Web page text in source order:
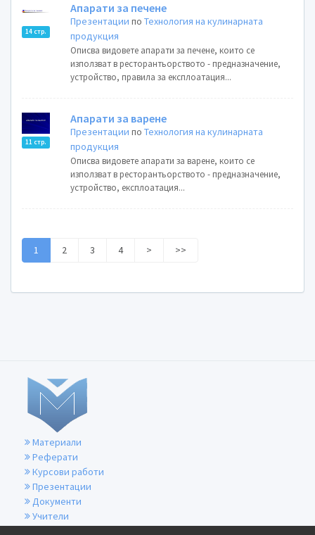
14 стр.
Апарати за печене
Презентации поТехнология на кулинарната
продукция
Описва видовете апарати за печене, които се
използват в ресторантьорството - предназначение,
устройство, правила за експлоатация...
11 стр.
Апарати за варене
Презентации поТехнология на кулинарната
продукция
Описва видовете апарати за варене, които се
използват в ресторантьорството - предназначение,
устройство, експлоатация...
1 2 3 4 > >>
Материали
Реферати
Курсови работи
Презентации
Документи
Учители